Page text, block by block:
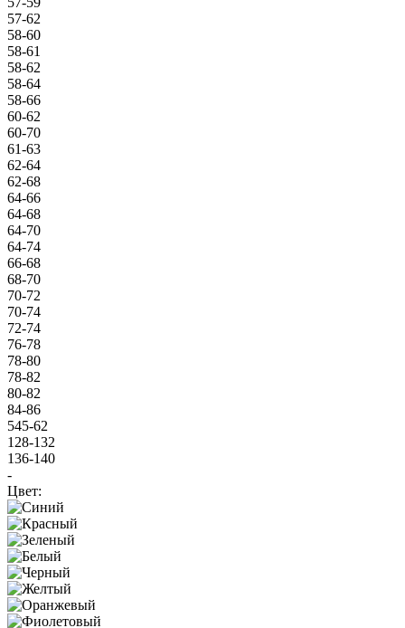
57-62
58-60
58-61
58-62
58-64
58-66
60-62
60-70
61-63
62-64
62-68
64-66
64-68
64-70
64-74
66-68
68-70
70-72
70-74
72-74
76-78
78-80
78-82
80-82
84-86
545-62
128-132
136-140
-
Цвет: